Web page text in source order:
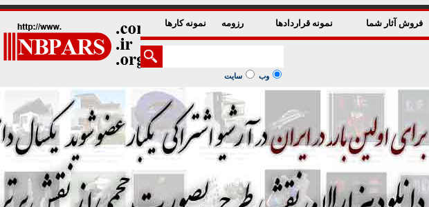
فروش آثار شما نمونه قراردادها رزومه نمونه کارها
وب سایت